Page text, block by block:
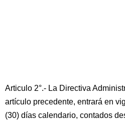
Articulo 2°.- La Directiva
artículo precedente, entrará en
(30) días calendario, contados